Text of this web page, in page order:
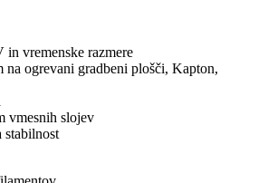
in vremenske razmere
na ogrevani gradbeni plošči, Kapton,
vmesnih slojev
stabilnost